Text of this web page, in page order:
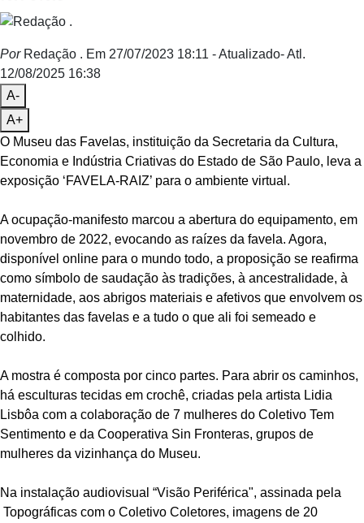
PorRedação . Em 27/07/2023 18:11 - Atualizado- Atl.
12/08/2025 16:38
A-
A+
O Museu das Favelas, instituição da Secretaria da Cultura,
Economia e Indústria Criativas do Estado de São Paulo, leva a
exposição ‘FAVELA-RAIZ’ para o ambiente virtual.
A ocupação-manifesto marcou a abertura do equipamento, em
novembro de 2022, evocando as raízes da favela. Agora,
disponível online para o mundo todo, a proposição se reafirma
como símbolo de saudação às tradições, à ancestralidade, à
maternidade, aos abrigos materiais e afetivos que envolvem os
habitantes das favelas e a tudo o que ali foi semeado e
colhido.
A mostra é composta por cinco partes. Para abrir os caminhos,
há esculturas tecidas em crochê, criadas pela artista Lidia
Lisbôa com a colaboração de 7 mulheres do Coletivo Tem
Sentimento e da Cooperativa Sin Fronteras, grupos de
mulheres da vizinhança do Museu.
Na instalação audiovisual “Visão Periférica", assinada pela
Topográficas com o Coletivo Coletores, imagens de 20